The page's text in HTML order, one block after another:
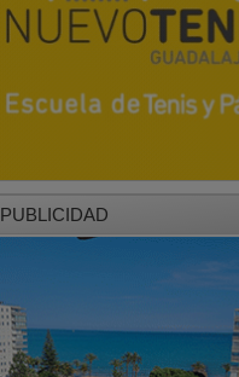
PUBLICIDAD